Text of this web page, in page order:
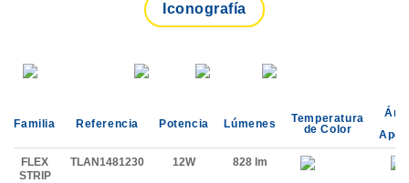
Iconografía
Familia Referencia Potencia Lúmenes
Temperatura
de Color
FLEX
STRIP
TLAN1481230 12W 828 lm